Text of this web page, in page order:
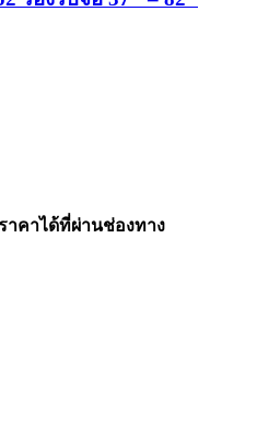
าคาได้ที่ผ่านช่องทาง